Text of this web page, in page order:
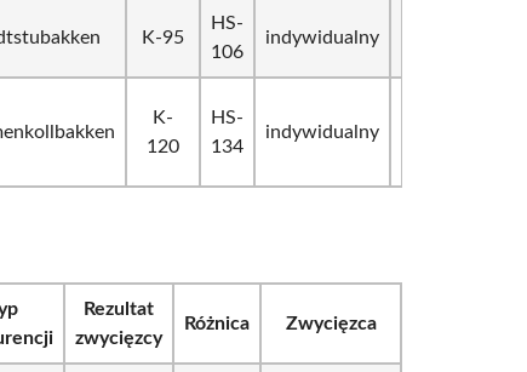
K-95
HS-
106
indywidualny
K-
120
HS-
134
indywidualny
Rezultat
zwycięzcy
Różnica Zwycięzca